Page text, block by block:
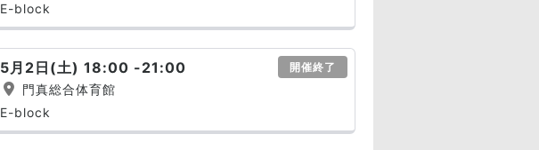
E-block
5月2日(土) 18:00 -21:00 開催終了
門真総合体育館
E-block